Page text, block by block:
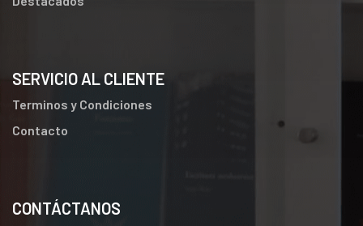
SERVICIO AL CLIENTE
Terminos y Condiciones
Contacto
CONTÁCTANOS